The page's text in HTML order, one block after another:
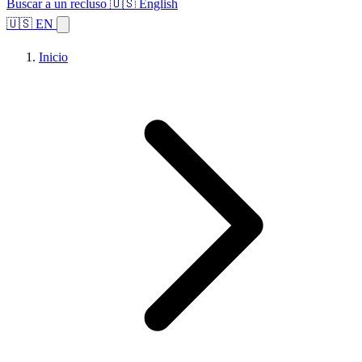
Buscar a un recluso 🇺🇸 English
🇺🇸 EN
Inicio